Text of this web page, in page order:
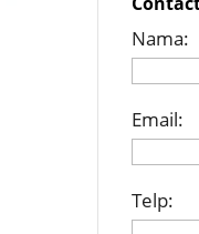
Nama:
Email:
Telp: